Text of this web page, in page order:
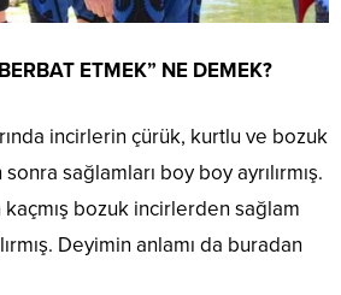
ETMEK” NE DEMEK?
incirlerin çürük, kurtlu ve bozuk
sağlamları boy boy ayrılırmış.
bozuk incirlerden sağlam
Deyimin anlamı da buradan